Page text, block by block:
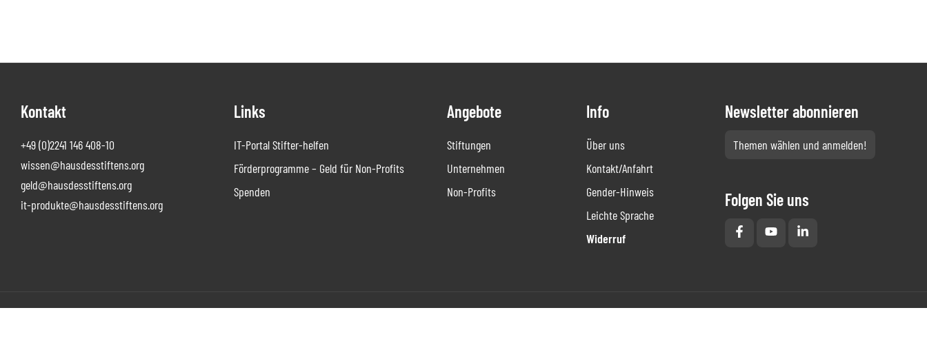
Kontakt
+49 (0)2241 146 408-10
wissen@hausdesstiftens.org
geld@hausdesstiftens.org
it-produkte@hausdesstiftens.org
Links
IT-Portal Stifter-helfen
Förderprogramme – Geld für Non-Profits
Spenden
Angebote
Stiftungen
Unternehmen
Non-Profits
Info
Über uns
Kontakt/Anfahrt
Gender-Hinweis
Leichte Sprache
Widerruf
Newsletter abonnieren
Themen wählen und anmelden!
Folgen Sie uns